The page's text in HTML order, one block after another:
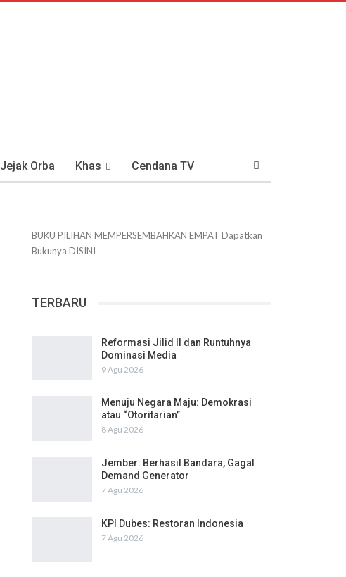
Jejak Orba Khas Cendana TV
BUKU PILIHAN MEMPERSEMBAHKAN EMPAT Dapatkan
Bukunya DISINI
TERBARU
Reformasi Jilid II dan Runtuhnya
Dominasi Media
9 Agu 2026
Menuju Negara Maju: Demokrasi
atau “Otoritarian”
8 Agu 2026
Jember: Berhasil Bandara, Gagal
Demand Generator
7 Agu 2026
KPI Dubes: Restoran Indonesia
7 Agu 2026